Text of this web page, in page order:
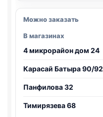
Можно заказать
В магазинах
4 микрорайон дом 24
Карасай Батыра 90/92
Панфилова 32
Тимирязева 68